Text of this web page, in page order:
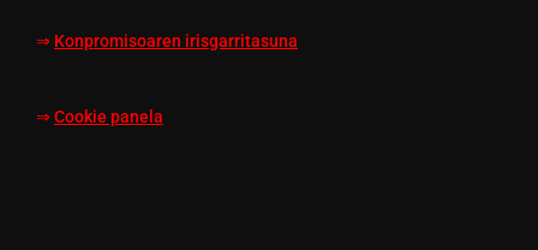
⇒ Konpromisoaren irisgarritasuna
⇒ Cookie panela